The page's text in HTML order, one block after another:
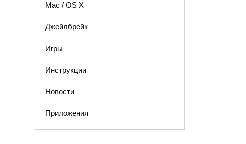
Mac / OS X
Джейлбрейк
Игры
Инструкции
Новости
Приложения